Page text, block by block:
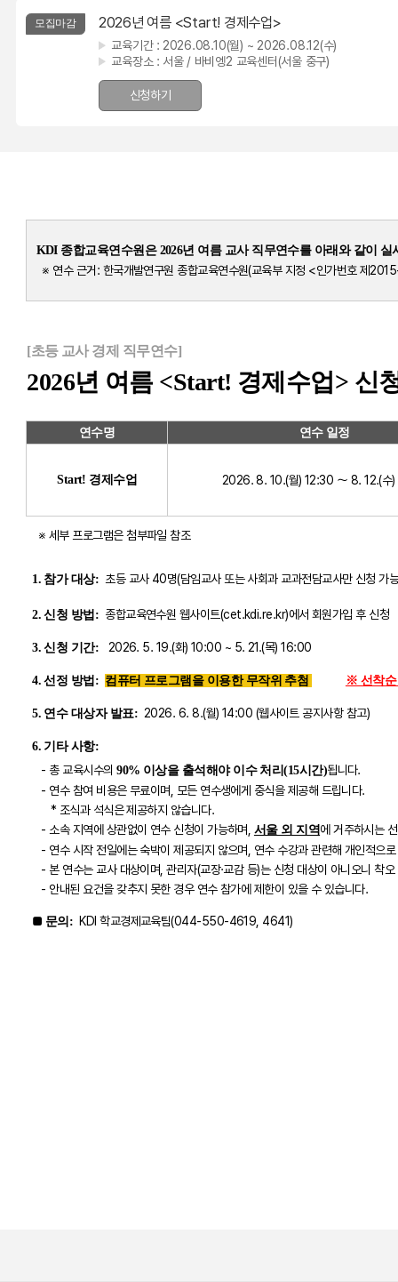
모집마감 2026년 여름 <Start! 경제수업>
교육기간 : 2026.08.10(월) ~ 2026.08.12(수)
교육장소 : 서울 / 바비엥2 교육센터(서울 중구)
신청하기
KDI 종합교육연수원은 2026년 여름 교사 직무연수를 아래와 같이
※ 연수 근거: 한국개발연구원 종합교육연수원(교육부 지정 <인가번호 제
[초등 교사 경제 직무연수]
2026년 여름 <Start! 경제수업> 신
연수명 연수 일정
Start! 경제수업 2026. 8. 10.(월) 12:30 ～ 8. 12.(수
※ 세부 프로그램은 첨부파일 참조
1. 참가 대상: 초등 교사 40명(담임교사 또는 사회과 교과전담교사만 신청 가
2. 신청 방법: 종합교육연수원 웹사이트(cet.kdi.re.kr)에서 회원가입 후 신청
3. 신청 기간: 2026. 5. 19.(화) 10:00 ~ 5. 21.(목) 16:00
4. 선정 방법: 컴퓨터 프로그램을 이용한 무작위 추첨 ※ 선착순
5. 연수 대상자 발표: 2026. 6. 8.(월) 14:00 (웹사이트 공지사항 참고)
6. 기타 사항:
- 총 교육시수의90% 이상을 출석해야 이수 처리(15시간)됩니다.
- 연수 참여 비용은 무료이며, 모든 연수생에게 중식을 제공해 드립니다.
* 조식과 석식은 제공하지 않습니다.
- 소속 지역에 상관없이 연수 신청이 가능하며, 서울 외 지역에 거주하시는
- 연수 시작 전일에는 숙박이 제공되지 않으며, 연수 수강과 관련해 개인적으
- 본 연수는 교사 대상이며, 관리자(교장·교감 등)는 신청 대상이 아니오니 착오
- 안내된 요건을 갖추지 못한 경우 연수 참가에 제한이 있을 수 있습니다.
■ 문의: KDI 학교경제교육팀(044-550-4619, 4641)